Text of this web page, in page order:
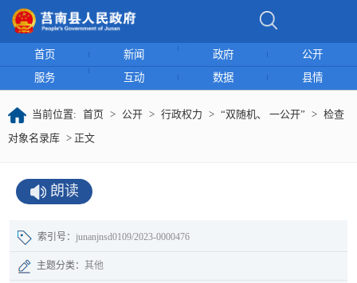
首页 新闻 政府
公开
服务
互动 数据 县情
当前位置: 首页 > 公开 > 行政权力 > “双随机、 一公开” > 检查
对象名录库 > 正文
朗读
索引号： junanjnsd0109/2023-0000476
主题分类： 其他